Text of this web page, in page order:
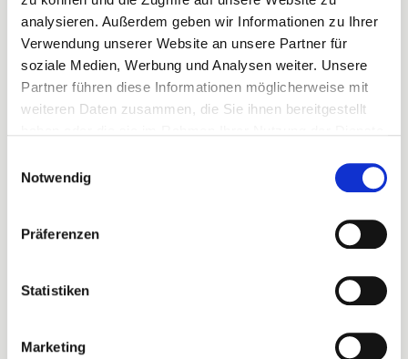
analysieren. Außerdem geben wir Informationen zu Ihrer
Verwendung unserer Website an unsere Partner für
soziale Medien, Werbung und Analysen weiter. Unsere
Partner führen diese Informationen möglicherweise mit
weiteren Daten zusammen, die Sie ihnen bereitgestellt
Notwendig
Präferenzen
Statistiken
Marketing
Ihre Buchungsvorteile
Persönlicher Ansprechpartner vor Ort
eigene Hausdamen